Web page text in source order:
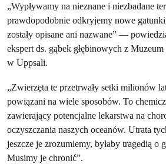
„Wypływamy na nieznane i niezbadane
prawdopodobnie odkryjemy nowe
zostały opisane ani nazwane” —
ekspert ds. gąbek głębinowych z
w Uppsali.
„Zwierzęta te przetrwały setki milionów
powiązani na wiele sposobów. To
zawierający potencjalne lekarstwa na
oczyszczania naszych oceanów. Utrata
jeszcze je zrozumiemy, byłaby tragedią o
Musimy je chronić”.